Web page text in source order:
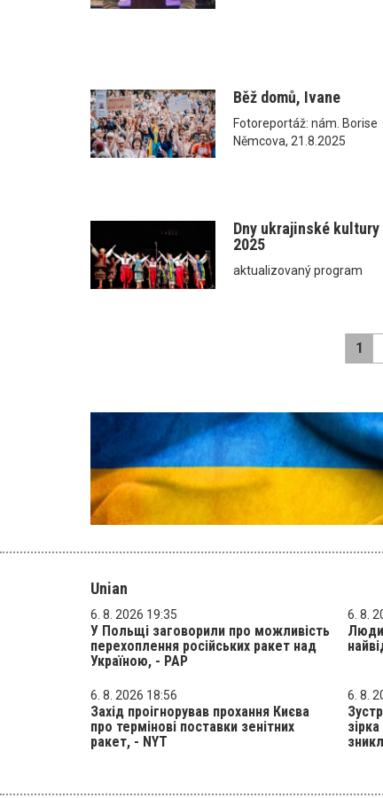
Běž domů, Ivane
Fotoreportáž: nám. Borise
Němcova, 21.8.2025
Dny ukrajinské kultury
2025
aktualizovaný program
1
Unian
6. 8. 2026 19:35
У Польщі заговорили про можливість
перехоплення російських ракет над
Україною, - PAP
6. 8.
6. 8. 2026 18:56
Захід проігнорував прохання Києва
про термінові поставки зенітних
ракет, - NYT
6. 8.